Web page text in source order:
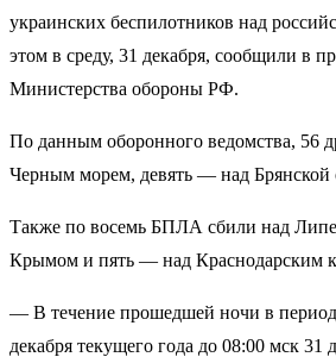
украинских беспилотников над
этом в среду, 31 декабря, сообщили в
Министерства обороны РФ.
По данным оборонного ведомства, 56
Черным морем, девять — над Брянской
Также по восемь БПЛА сбили над
Крымом и пять — над Краснодарским
— В течение прошедшей ночи в
декабря текущего года до 08:00 мск 31